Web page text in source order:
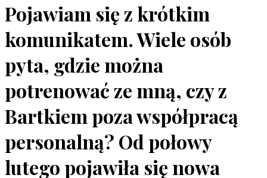
Pojawiam się z krótkim
komunikatem. Wiele osób
pyta, gdzie można
potrenować ze mną, czy z
Bartkiem poza współpracą
personalną? Od połowy
lutego pojawiła się nowa